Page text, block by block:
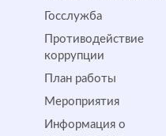
Госслужба
Противодействие
коррупции
План работы
Мероприятия
Информация о